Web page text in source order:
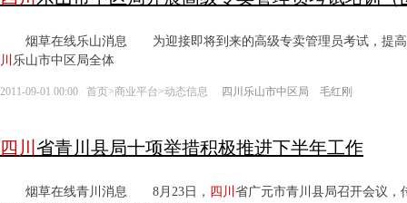
烟草在线乐山消息 为迎接即将到来的高级专卖管理员考试，提高
川 乐山市中区局全体
2011-09-01 00:00 首页>商业平台>动态信息 四川乐山市中区局 毛红刚
四川 省青川县局十项举措积极推进下半年工作
烟草在线青川消息 8月23日， 四川 省广元市青川县局召开会议，